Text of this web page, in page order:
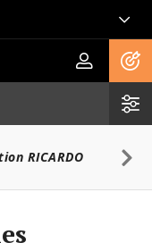
RICARDO